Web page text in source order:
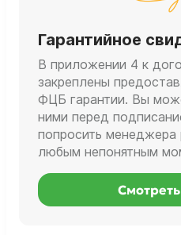
Гарантийное
В приложении 4 к
закреплены
ФЦБ гарантии. Вы
ними перед
попросить менеджера
любым непонятным